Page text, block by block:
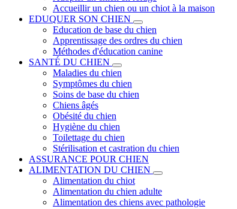
Accueillir un chien ou un chiot à la maison
EDUQUER SON CHIEN
Education de base du chien
Apprentissage des ordres du chien
Méthodes d'éducation canine
SANTÉ DU CHIEN
Maladies du chien
Symptômes du chien
Soins de base du chien
Chiens âgés
Obésité du chien
Hygiène du chien
Toilettage du chien
Stérilisation et castration du chien
ASSURANCE POUR CHIEN
ALIMENTATION DU CHIEN
Alimentation du chiot
Alimentation du chien adulte
Alimentation des chiens avec pathologie